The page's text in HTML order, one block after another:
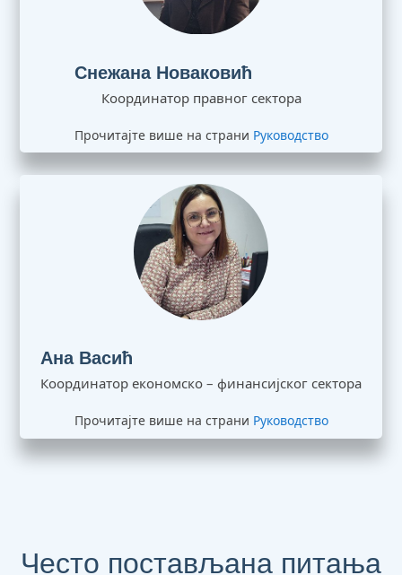
Снежана Новаковић
Координатор правног сектора
Прочитајте више на страни Руководство
Ана Васић
Координатор економско – финансијског сектора
Прочитајте више на страни Руководство
Често постављана питања